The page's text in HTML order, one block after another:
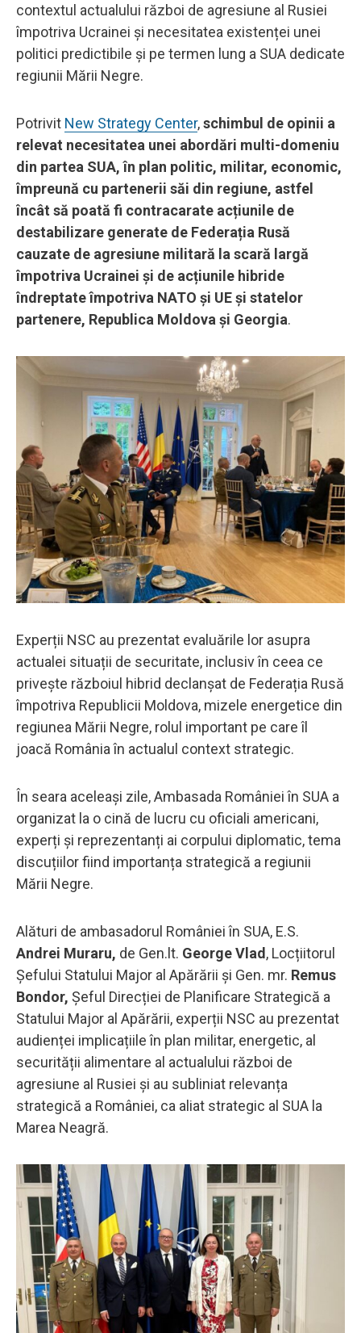
contextul actualului război de agresiune al Rusiei
împotriva Ucrainei și necesitatea existenței unei
politici predictibile și pe termen lung a SUA dedicate
regiunii Mării Negre.
Potrivit New Strategy Center,schimbul de opinii a
relevat necesitatea unei abordări multi-domeniu
din partea SUA, în plan politic, militar, economic,
împreună cu partenerii săi din regiune, astfel
încât să poată fi contracarate acțiunile de
destabilizare generate de Federația Rusă
cauzate de agresiune militară la scară largă
împotriva Ucrainei și de acțiunile hibride
îndreptate împotriva NATO și UE și statelor
partenere, Republica Moldova și Georgia.
Experții NSC au prezentat evaluările lor asupra
actualei situații de securitate, inclusiv în ceea ce
privește războiul hibrid declanșat de Federația Rusă
împotriva Republicii Moldova, mizele energetice din
regiunea Mării Negre, rolul important pe care îl
joacă România în actualul context strategic.
În seara aceleași zile, Ambasada României în SUA a
organizat la o cină de lucru cu oficiali americani,
experți și reprezentanți ai corpului diplomatic, tema
discuțiilor fiind importanța strategică a regiunii
Mării Negre.
Alături de ambasadorul României în SUA, E.S.
Andrei Muraru, de Gen.lt. George Vlad, Locțiitorul
Șefului Statului Major al Apărării și Gen. mr. Remus
Bondor, Șeful Direcției de Planificare Strategică a
Statului Major al Apărării, experții NSC au prezentat
audienței implicațiile în plan militar, energetic, al
securității alimentare al actualului război de
agresiune al Rusiei și au subliniat relevanța
strategică a României, ca aliat strategic al SUA la
Marea Neagră.